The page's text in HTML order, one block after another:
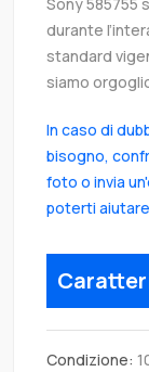
Sony 585755
durante
standard
siamo
In caso di
bisogno,
foto o invia
poterti
Condizione: